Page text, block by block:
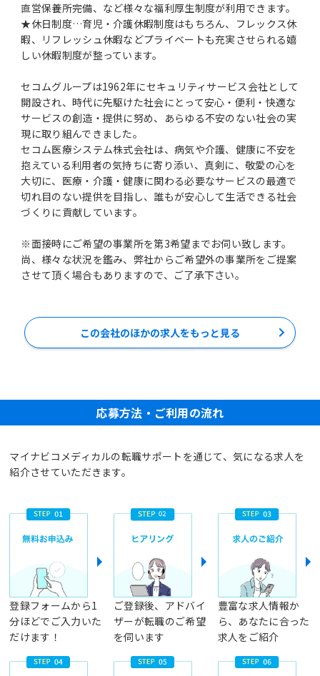
直営保養所完備、など様々な福利厚生制度が利用できます。
★休日制度…育児・介護休暇制度はもちろん、フレックス休
暇、リフレッシュ休暇などプライベートも充実させられる嬉
しい休暇制度が整っています。
セコムグループは1962年にセキュリティサービス会社として
開設され、時代に先駆けた社会にとって安心・便利・快適な
サービスの創造・提供に努め、あらゆる不安のない社会の実
現に取り組んできました。
セコム医療システム株式会社は、病気や介護、健康に不安を
抱えている利用者の気持ちに寄り添い、真剣に、敬愛の心を
大切に、医療・介護・健康に関わる必要なサービスの最適で
切れ目のない提供を目指し、誰もが安心して生活できる社会
づくりに貢献しています。
※面接時にご希望の事業所を第3希望までお伺い致します。
尚、様々な状況を鑑み、弊社からご希望外の事業所をご提案
させて頂く場合もありますので、ご了承下さい。
この会社のほかの求人をもっと見る
応募方法・ご利用の流れ
マイナビコメディカルの転職サポートを通じて、気になる求人を
紹介させていただきます。
登録フォームから1
分ほどでご入力いた
だけます！
ご登録後、アドバイ
ザーが転職のご希望
を伺います
豊富な求人情報か
ら、あなたに合った
求人をご紹介